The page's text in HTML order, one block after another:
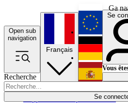
Ga
Open sub
navigation
Recherche
Se
Économie
Français
English
Deutsch
Español
Se
Vous